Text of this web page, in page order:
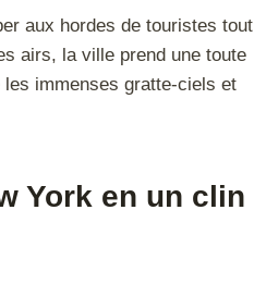
aux hordes de touristes tout
airs, la ville prend une toute
immenses gratte-ciels et
York en un clin